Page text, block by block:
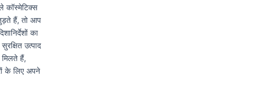
कॉस्मेटिक्स
हैं, तो आप
का
उत्पाद
हैं,
के लिए अपने